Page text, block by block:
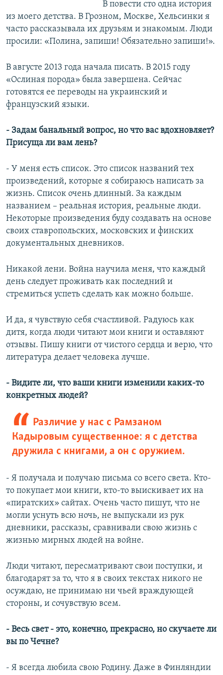
В повести сто одна история
из моего детства. В Грозном, Москве, Хельсинки я
часто рассказывала их друзьям и знакомым. Люди
просили: «Полина, запиши! Обязательно запиши!».
В августе 2013 года начала писать. В 2015 году
«Ослиная порода» была завершена. Сейчас
готовятся ее переводы на украинский и
французский языки.
- Задам банальный вопрос, но что вас вдохновляет?
Присуща ли вам лень?
- У меня есть список. Это список названий тех
произведений, которые я собираюсь написать за
жизнь. Список очень длинный. За каждым
названием – реальная история, реальные люди.
Некоторые произведения буду создавать на основе
своих ставропольских, московских и финских
документальных дневников.
Никакой лени. Война научила меня, что каждый
день следует проживать как последний и
стремиться успеть сделать как можно больше.
И да, я чувствую себя счастливой. Радуюсь как
дитя, когда люди читают мои книги и оставляют
отзывы. Пишу книги от чистого сердца и верю, что
литература делает человека лучше.
- Видите ли, что ваши книги изменили каких-то
конкретных людей?
Различие у нас с Рамзаном
Кадыровым существенное: я с детства
дружила с книгами, а он с оружием.
- Я получала и получаю письма со всего света. Кто-
то покупает мои книги, кто-то выискивает их на
«пиратских» сайтах. Очень часто пишут, что не
могли уснуть всю ночь, не выпускали из рук
дневники, рассказы, сравнивали свою жизнь с
жизнью мирных людей на войне.
Люди читают, пересматривают свои поступки, и
благодарят за то, что я в своих текстах никого не
осуждаю, не принимаю ни чьей враждующей
стороны, и сочувствую всем.
- Весь свет - это, конечно, прекрасно, но скучаете ли
вы по Чечне?
- Я всегда любила свою Родину. Даже в Финляндии